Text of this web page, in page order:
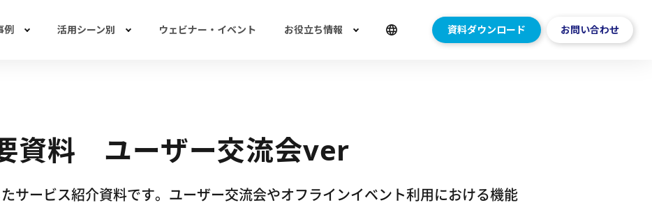
例 活用シーン別 ウェビナー・イベント お役立ち情報 資料ダウンロード お問い合わせ
資料 ユーザー交流会ver
サービス紹介資料です。ユーザー交流会やオフラインイベント利用における機能